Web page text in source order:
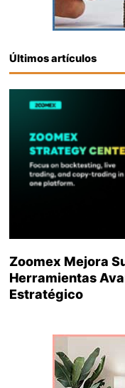
Últimos artículos
Zoomex Mejora
Herramientas
Estratégico